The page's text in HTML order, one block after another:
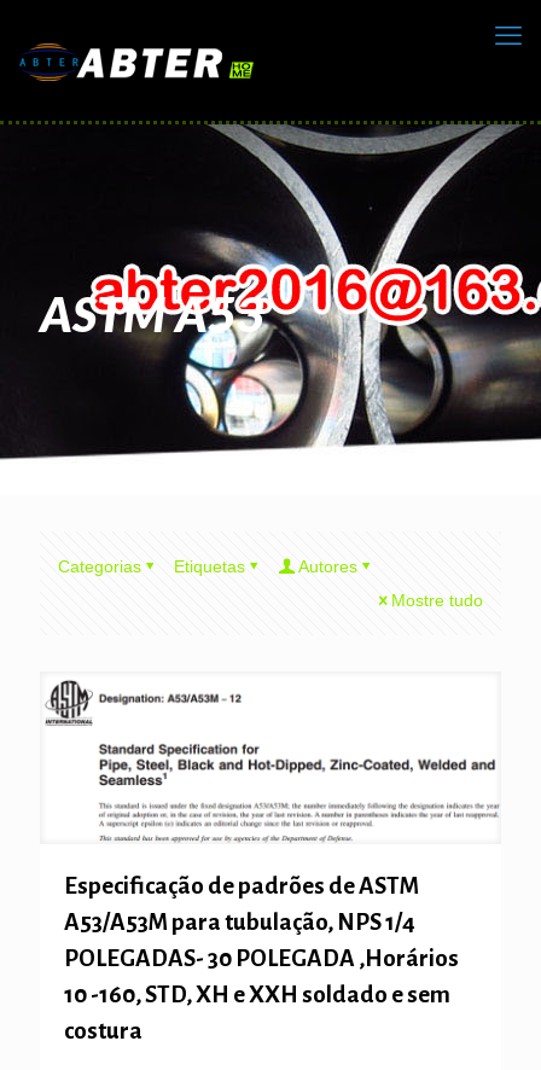
ASTM A53
Categorias Etiquetas
Autores
Mostre tudo
Especificação de padrões de ASTM
A53/A53M para tubulação, NPS 1/4
POLEGADAS- 30 POLEGADA ,Horários
10 -160, STD, XH e XXH soldado e sem
costura